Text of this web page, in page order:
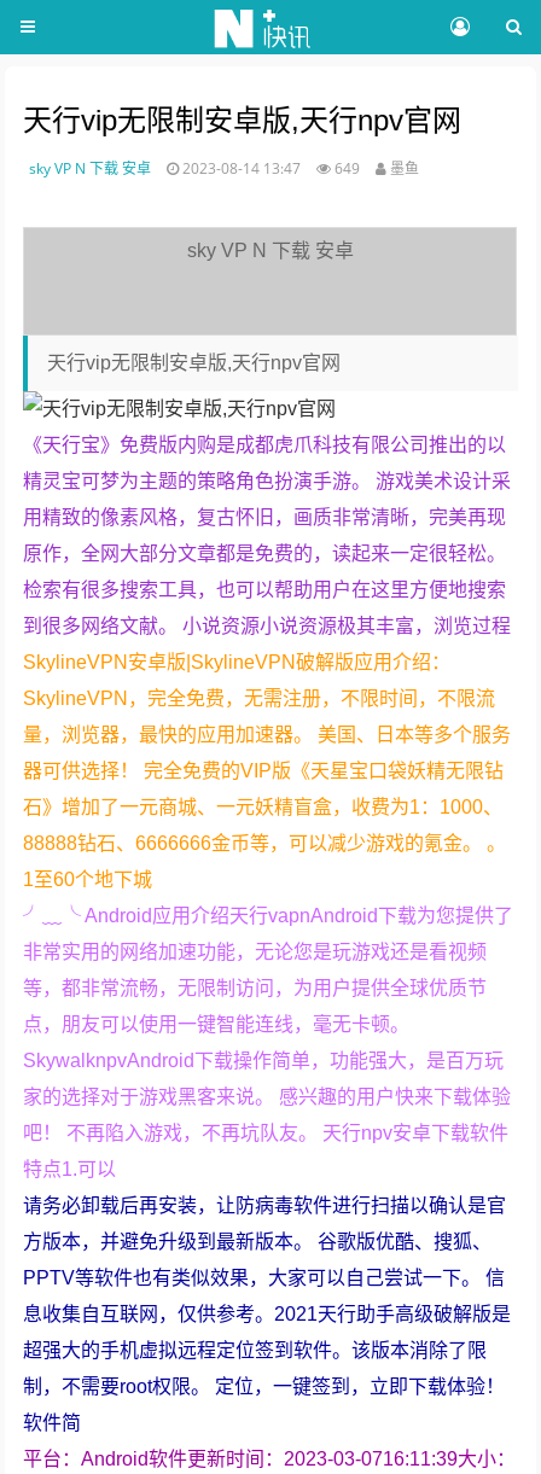
天行vip无限制安卓版,天行npv官网
sky VP N 下载 安卓 2023-08-14 13:47 649 墨鱼
sky VP N 下载 安卓
天行vip无限制安卓版,天行npv官网
《天行宝》免费版内购是成都虎爪科技有限公司推出的以
精灵宝可梦为主题的策略角色扮演手游。 游戏美术设计采
用精致的像素风格，复古怀旧，画质非常清晰，完美再现
原作，全网大部分文章都是免费的，读起来一定很轻松。
检索有很多搜索工具，也可以帮助用户在这里方便地搜索
到很多网络文献。 小说资源小说资源极其丰富，浏览过程
SkylineVPN安卓版|SkylineVPN破解版应用介绍：
SkylineVPN，完全免费，无需注册，不限时间，不限流
量，浏览器，最快的应用加速器。 美国、日本等多个服务
器可供选择！ 完全免费的VIP版《天星宝口袋妖精无限钻
石》增加了一元商城、一元妖精盲盒，收费为1：1000、
88888钻石、6666666金币等，可以减少游戏的氪金。 。
1至60个地下城
╯﹏╰ Android应用介绍天行vapnAndroid下载为您提供了
非常实用的网络加速功能，无论您是玩游戏还是看视频
等，都非常流畅，无限制访问，为用户提供全球优质节
点，朋友可以使用一键智能连线，毫无卡顿。
SkywalknpvAndroid下载操作简单，功能强大，是百万玩
家的选择对于游戏黑客来说。 感兴趣的用户快来下载体验
吧！ 不再陷入游戏，不再坑队友。 天行npv安卓下载软件
特点1.可以
请务必卸载后再安装，让防病毒软件进行扫描以确认是官
方版本，并避免升级到最新版本。 谷歌版优酷、搜狐、
PPTV等软件也有类似效果，大家可以自己尝试一下。 信
息收集自互联网，仅供参考。2021天行助手高级破解版是
超强大的手机虚拟远程定位签到软件。该版本消除了限
制，不需要root权限。 定位，一键签到，立即下载体验！
软件简
平台：Android软件更新时间：2023-03-0716:11:39大小：